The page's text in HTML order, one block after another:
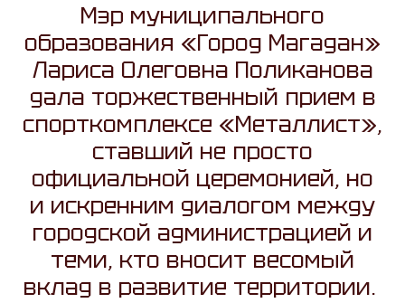
Мэр муниципального
образования «Город Магадан»
Лариса Олеговна Поликанова
дала торжественный прием в
спорткомплексе «Металлист»,
ставший не просто
официальной церемонией, но
и искренним диалогом между
городской администрацией и
теми, кто вносит весомый
вклад в развитие территории.